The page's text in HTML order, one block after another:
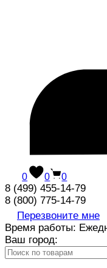
0 0 0
8 (499) 455-14-79
8 (800) 775-14-79
Перезвоните мне
Время работы:
Ваш город: